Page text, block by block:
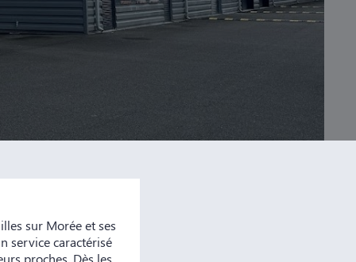
sur Morée et ses
service caractérisé
proches. Dès les